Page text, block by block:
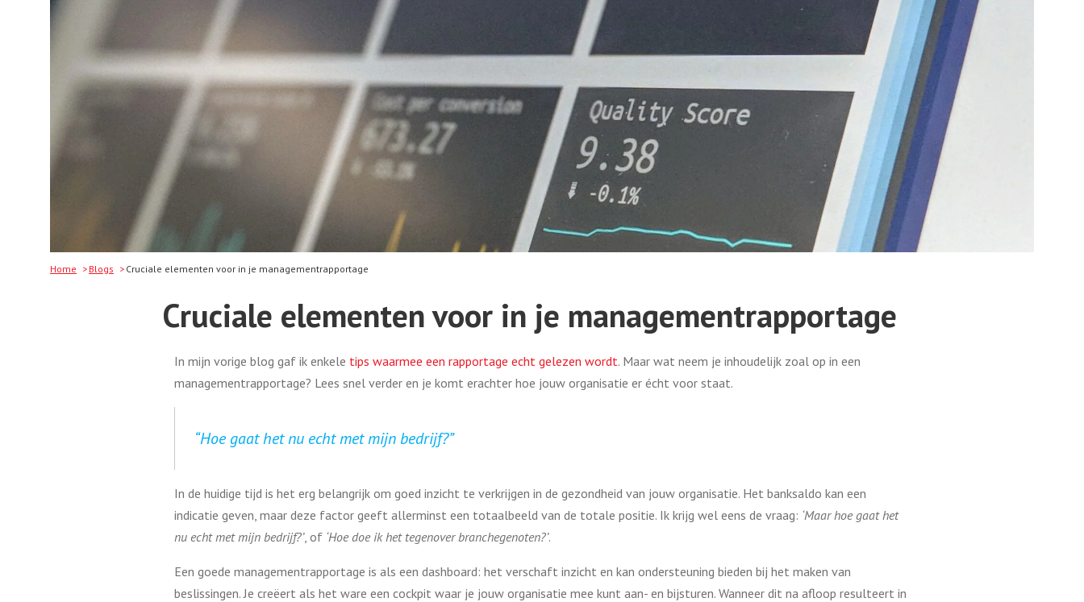
Home Blogs Cruciale elementen voor in je managementrapportage
Cruciale elementen voor in je managementrapportage
In mijn vorige blog gaf ik enkele tips waarmee een rapportage echt gelezen wordt. Maar wat neem je inhoudelijk zoal op in een
managementrapportage? Lees snel verder en je komt erachter hoe jouw organisatie er écht voor staat.
“Hoe gaat het nu echt met mijn bedrijf?”
In de huidige tijd is het erg belangrijk om goed inzicht te verkrijgen in de gezondheid van jouw organisatie. Het banksaldo kan een
indicatie geven, maar deze factor geeft allerminst een totaalbeeld van de totale positie. Ik krijg wel eens de vraag: ‘Maar hoe gaat het
nu echt met mijn bedrijf?’, of ‘Hoe doe ik het tegenover branchegenoten?’.
Een goede managementrapportage is als een dashboard: het verschaft inzicht en kan ondersteuning bieden bij het maken van
beslissingen. Je creëert als het ware een cockpit waar je jouw organisatie mee kunt aan- en bijsturen. Wanneer dit na afloop resulteert in